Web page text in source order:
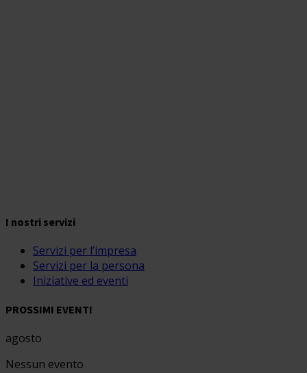
I nostri servizi
Servizi per l’impresa
Servizi per la persona
Iniziative ed eventi
PROSSIMI EVENTI
agosto
Nessun evento